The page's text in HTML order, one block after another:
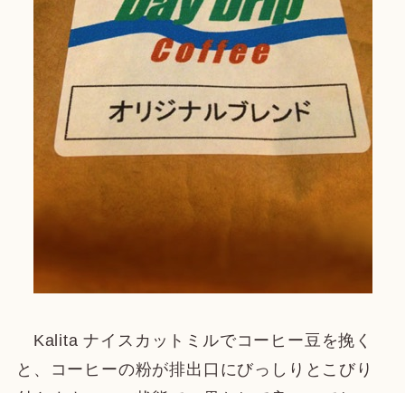
Kalita ナイスカットミルでコーヒー豆を挽く
と、コーヒーの粉が排出口にびっしりとこびり